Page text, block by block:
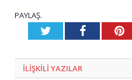
PAYLAŞ.
TwitterFacebook
ILIŞKILI YAZILAR